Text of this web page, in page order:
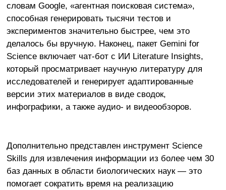
словам Google, «агентная поисковая система»,
способная генерировать тысячи тестов и
экспериментов значительно быстрее, чем это
делалось бы вручную. Наконец, пакет Gemini for
Science включает чат-бот с ИИ Literature Insights,
который просматривает научную литературу для
исследователей и генерирует адаптированные
версии этих материалов в виде сводок,
инфографики, а также аудио- и видеообзоров.
Дополнительно представлен инструмент Science
Skills для извлечения информации из более чем 30
баз данных в области биологических наук — это
помогает сократить время на реализацию